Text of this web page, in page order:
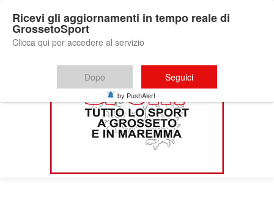
Ricevi gli aggiornamenti in tempo reale di
GrossetoSport
Clicca qui per accedere al servizio
Dopo Seguici
by PushAlert